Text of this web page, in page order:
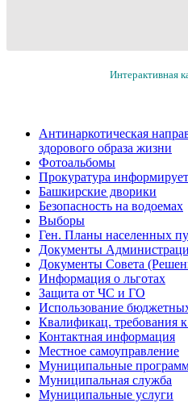
Интерактивная
Антинаркотическая
здорового образа жизни
Фотоальбомы
Прокуратура информирует
Башкирские дворики
Безопасность на водоемах
Выборы
Ген. Планы населенных
Документы
Документы Совета
Информация о льготах
Защита от ЧС и ГО
Использование
Квалификац. требования
Контактная информация
Местное самоуправление
Муниципальные
Муниципальная служба
Муниципальные услуги